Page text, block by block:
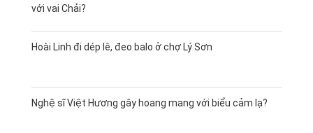
với vai Chải?
Hoài Linh đi dép lê, đeo balo ở chợ Lý Sơn
Nghệ sĩ Việt Hương gây hoang mang với biểu cảm lạ?